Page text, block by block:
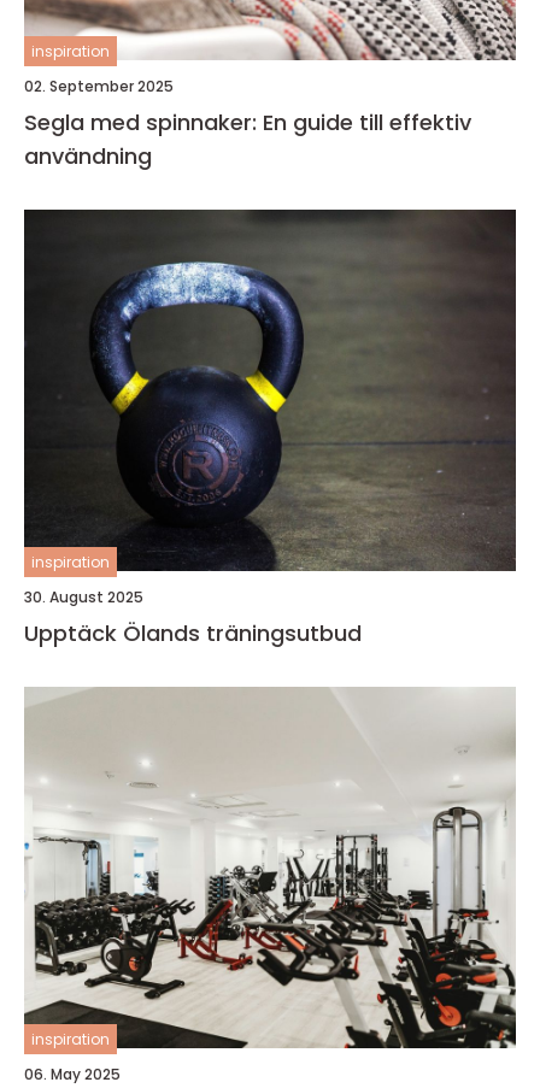
inspiration
02. September 2025
Segla med spinnaker: En guide till effektiv
användning
inspiration
30. August 2025
Upptäck Ölands träningsutbud
inspiration
06. May 2025